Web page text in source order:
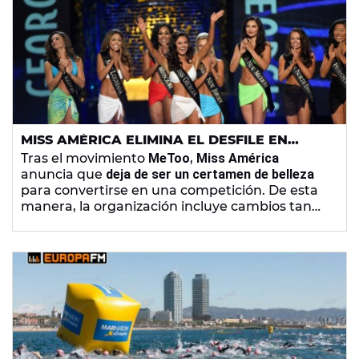
competición en Europa que ya es todo un éxito
en el mundo, ¡y ahora puedes seguirlaen
directo a través de Atresplayer!
MISS AMÉRICA ELIMINA EL DESFILE EN
BIKINI DE SU CERTAMEN
Tras el movimiento MeToo, Miss América
anuncia que deja de ser un certamen de belleza
para convertirse en una competición. De esta
manera, la organización incluye cambios tan
libertad a las participantes de vestir como
quieran para sentirse empoderadas.